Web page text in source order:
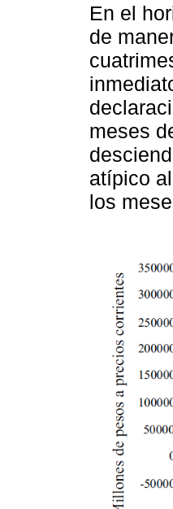
En el
de
meses
atípico
los